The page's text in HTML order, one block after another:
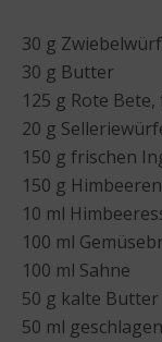
30 g
30 g Butter
125 g Rote
20 g
150 g frischen
150 g
10 ml
100 ml
100 ml Sahne
50 g kalte
50 ml